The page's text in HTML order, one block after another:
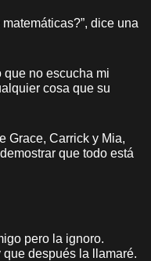
dice una
que no escucha mi
cosa que su
Grace, Carrick y Mia,
que todo está
pero la ignoro.
después la llamaré.